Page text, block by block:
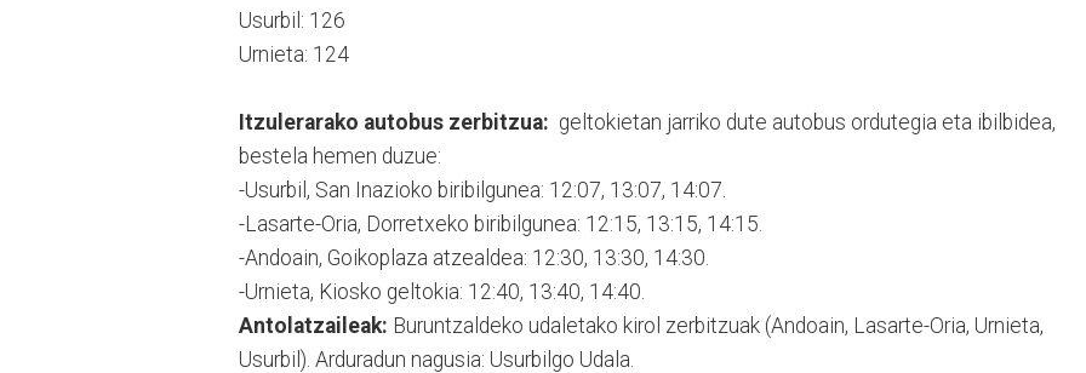
Usurbil: 126
Urnieta: 124
Itzulerarako autobus zerbitzua: geltokietan jarriko dute autobus ordutegia eta ibilbidea,
bestela hemen duzue:
-Usurbil, San Inazioko biribilgunea: 12:07, 13:07, 14:07.
-Lasarte-Oria, Dorretxeko biribilgunea: 12:15, 13:15, 14:15.
-Andoain, Goikoplaza atzealdea: 12:30, 13:30, 14:30.
-Urnieta, Kiosko geltokia: 12:40, 13:40, 14:40.
Antolatzaileak: Buruntzaldeko udaletako kirol zerbitzuak (Andoain, Lasarte-Oria, Urnieta,
Usurbil). Arduradun nagusia: Usurbilgo Udala.